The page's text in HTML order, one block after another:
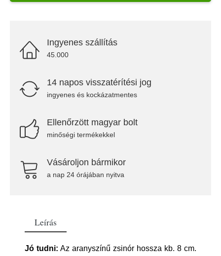
Ingyenes szállítás
45.000
14 napos visszatérítési jog
ingyenes és kockázatmentes
Ellenőrzött magyar bolt
minőségi termékekkel
Vásároljon bármikor
a nap 24 órájában nyitva
Leírás
Jó tudni: Az aranyszínű zsinór hossza kb. 8 cm.